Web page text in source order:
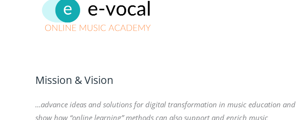
Mission & Vision
…advance ideas and solutions for digital transformation in music education and
show how “online learning” methods can also support and enrich music